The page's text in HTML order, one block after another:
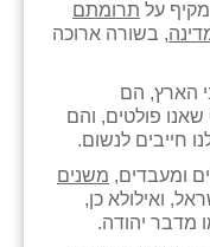
על תרומתם
, בשורה ארוכה
הארץ, הם
שאנו פולטים, והם
חייבים לנשום.
ומעבדים, משנים
ואילולא כן,
מדבר יהודה.